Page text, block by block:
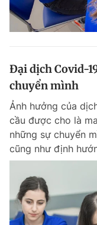
Đại dịch Covid-
chuyển mình
Ảnh hưởng của
cầu được cho là
những sự chuyển
cũng như định